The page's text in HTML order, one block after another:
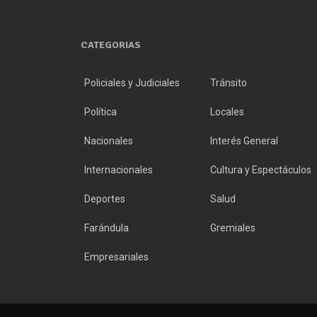
CATEGORIAS
Policiales y Judiciales Tránsito
Política Locales
Nacionales Interés General
Internacionales Cultura y Espectáculos
Deportes Salud
Farándula Gremiales
Empresariales